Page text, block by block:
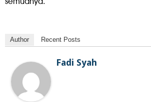
Author Recent Posts
Fadi Syah